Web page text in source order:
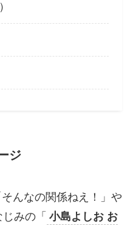
ジ
んなの関係ねえ！」や
みの「 小島よしお お